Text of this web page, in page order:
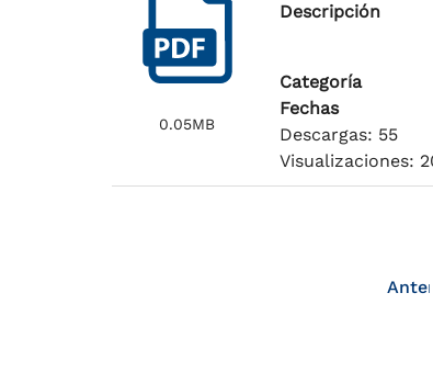
0.05MB
Descripción
Categoría
Fechas
Descargas: 55
Visualizaciones: